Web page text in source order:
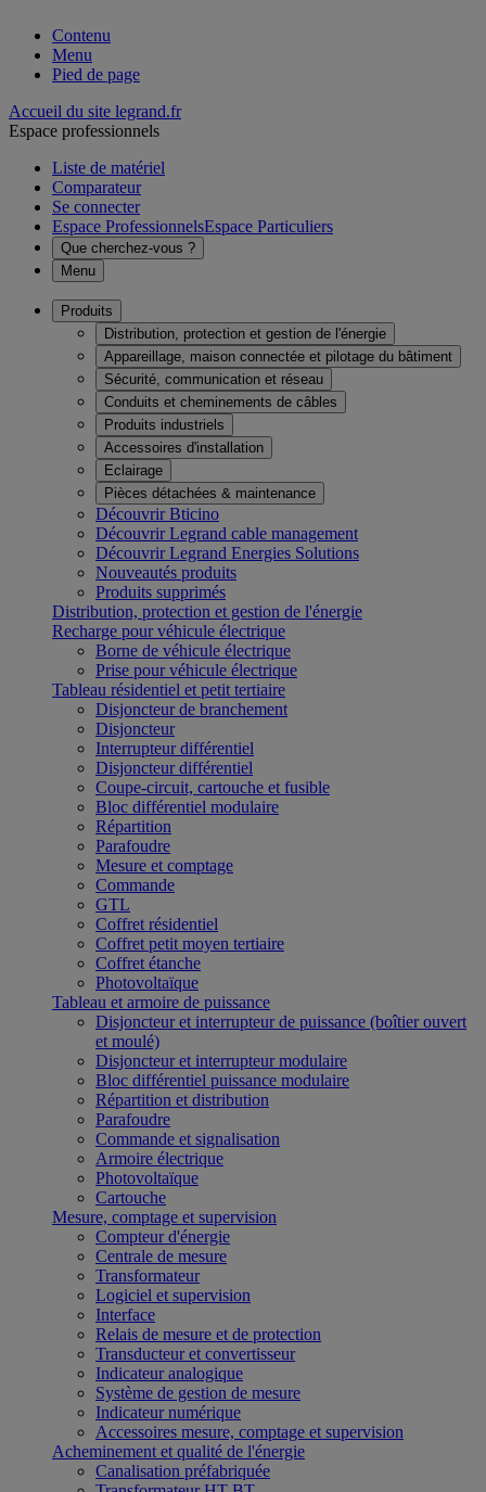
Contenu
Menu
Pied de page
Accueil du site legrand.fr
Espace professionnels
Liste de matériel
Comparateur
Se connecter
Espace ProfessionnelsEspace Particuliers
Que cherchez-vous ?
Menu
Produits
Distribution, protection et gestion de l'énergie
Appareillage, maison connectée et pilotage du bâtiment
Sécurité, communication et réseau
Conduits et cheminements de câbles
Produits industriels
Accessoires d'installation
Eclairage
Pièces détachées & maintenance
Découvrir Bticino
Découvrir Legrand cable management
Découvrir Legrand Energies Solutions
Nouveautés produits
Produits supprimés
Distribution, protection et gestion de l'énergie
Recharge pour véhicule électrique
Borne de véhicule électrique
Prise pour véhicule électrique
Tableau résidentiel et petit tertiaire
Disjoncteur de branchement
Disjoncteur
Interrupteur différentiel
Disjoncteur différentiel
Coupe-circuit, cartouche et fusible
Bloc différentiel modulaire
Répartition
Parafoudre
Mesure et comptage
Commande
GTL
Coffret résidentiel
Coffret petit moyen tertiaire
Coffret étanche
Photovoltaïque
Tableau et armoire de puissance
Disjoncteur et interrupteur de puissance (boîtier ouvert
et moulé)
Disjoncteur et interrupteur modulaire
Bloc différentiel puissance modulaire
Répartition et distribution
Parafoudre
Commande et signalisation
Armoire électrique
Photovoltaïque
Cartouche
Mesure, comptage et supervision
Compteur d'énergie
Centrale de mesure
Transformateur
Logiciel et supervision
Interface
Relais de mesure et de protection
Transducteur et convertisseur
Indicateur analogique
Système de gestion de mesure
Indicateur numérique
Accessoires mesure, comptage et supervision
Acheminement et qualité de l'énergie
Canalisation préfabriquée